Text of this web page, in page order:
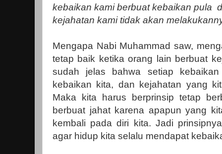
kebaikan kami berbuat kebaikan pula
kejahatan kami tidak akan
Mengapa Nabi Muhammad saw,
tetap baik ketika orang lain berbuat
sudah jelas bahwa setiap
kebaikan kita, dan kejahatan yang
Maka kita harus berprinsip tetap
berbuat jahat karena apapun yang
kembali pada diri kita. Jadi
agar hidup kita selalu mendapat